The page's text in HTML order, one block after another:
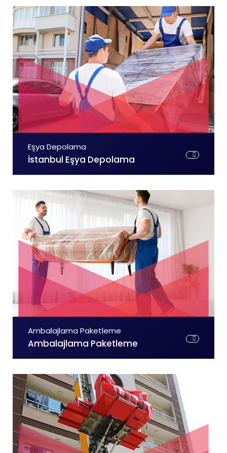
Eşya Depolama
İstanbul Eşya Depolama
Ambalajlama Paketleme
Ambalajlama Paketleme